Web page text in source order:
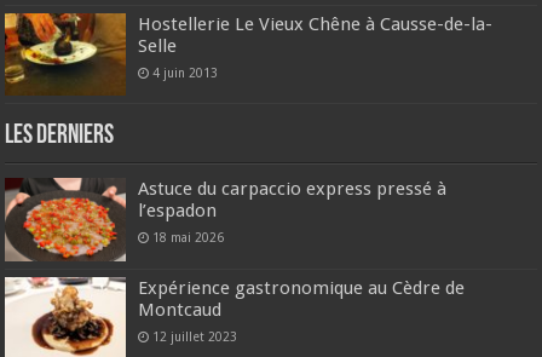
Hostellerie Le Vieux Chêne à Causse-de-la-
Selle
4 juin 2013
Les derniers
Astuce du carpaccio express pressé à
l’espadon
18 mai 2026
Expérience gastronomique au Cèdre de
Montcaud
12 juillet 2023